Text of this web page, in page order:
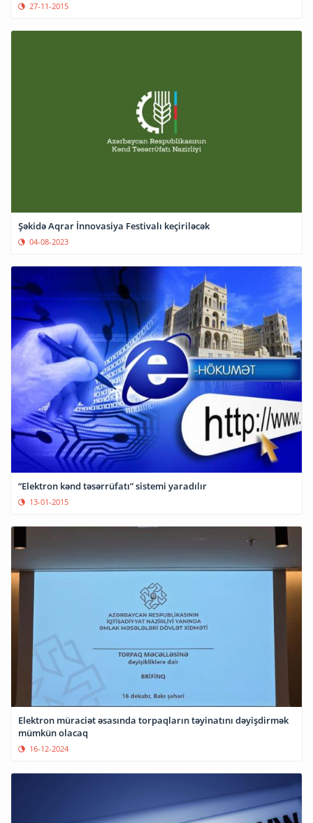
27-11-2015
Şəkidə Aqrar İnnovasiya Festivalı keçiriləcək
04-08-2023
“Elektron kənd təsərrüfatı” sistemi yaradılır
13-01-2015
Elektron müraciət əsasında torpaqların təyinatını dəyişdirmək
mümkün olacaq
16-12-2024